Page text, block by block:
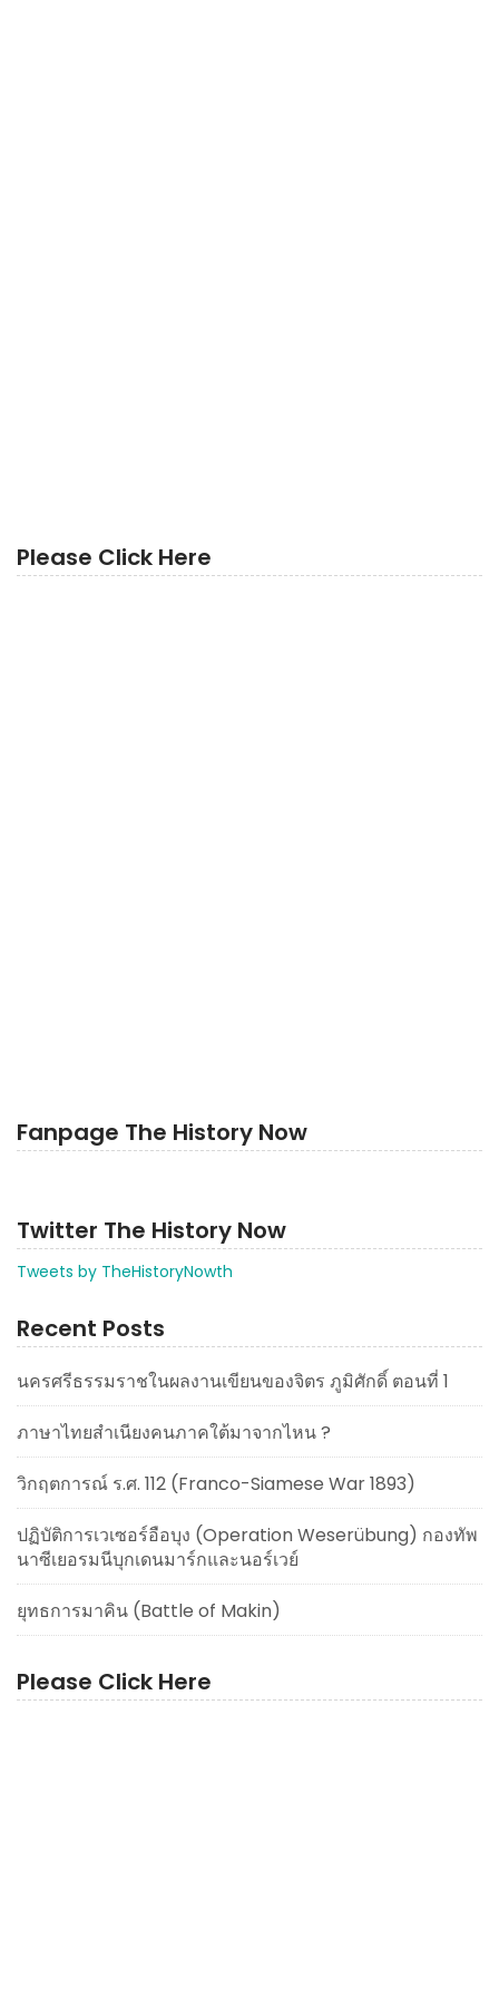
Please Click Here
Fanpage The History Now
Twitter The History Now
Tweets by TheHistoryNowth
Recent Posts
นครศรีธรรมราชในผลงานเขียนของจิตร ภูมิศักดิ์ ตอนที่ 1
ภาษาไทยสำเนียงคนภาคใต้มาจากไหน ?
วิกฤตการณ์ ร.ศ. 112 (Franco-Siamese War 1893)
ปฏิบัติการเวเซอร์อือบุง (Operation Weserübung) กองทัพ
นาซีเยอรมนีบุกเดนมาร์กและนอร์เวย์
ยุทธการมาคิน (Battle of Makin)
Please Click Here